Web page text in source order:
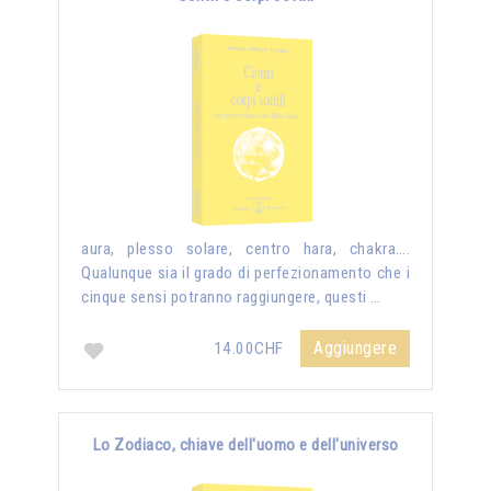
aura, plesso solare, centro hara, chakra….
Qualunque sia il grado di perfezionamento che i
cinque sensi potranno raggiungere, questi …
14.00CHF Aggiungere
Lo Zodiaco, chiave dell'uomo e dell'universo